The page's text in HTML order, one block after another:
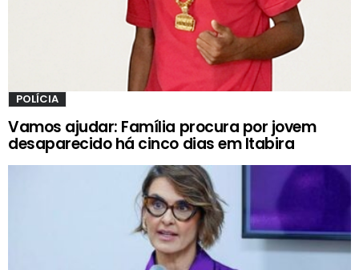
POLÍCIA
Vamos ajudar: Família procura por jovem
desaparecido há cinco dias em Itabira